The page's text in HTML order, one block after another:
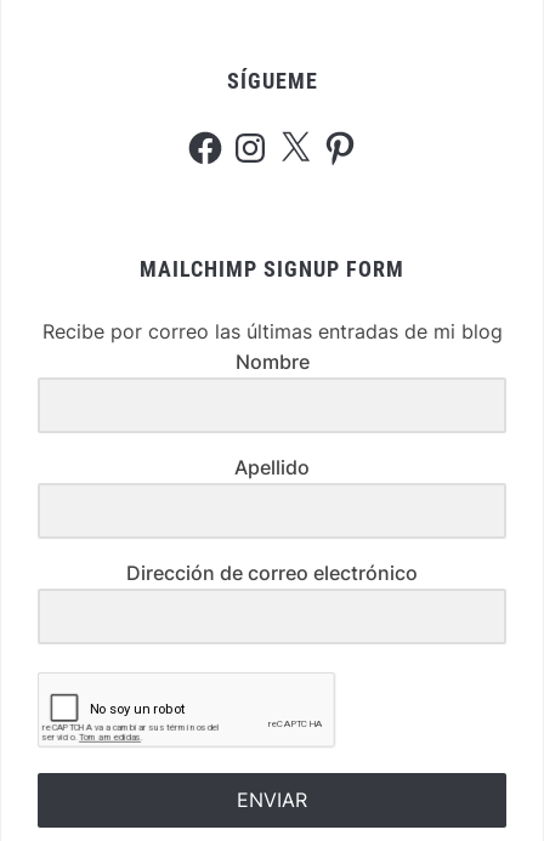
SÍGUEME
FacebookInstagram
X Pinterest
MAILCHIMP SIGNUP FORM
Recibe por correo las últimas entradas de mi blog
Nombre
Apellido
Dirección de correo electrónico
ENVIAR